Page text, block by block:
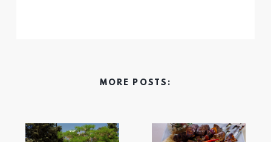
MORE POSTS: